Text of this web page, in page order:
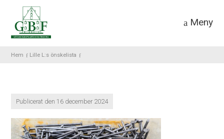
Meny
Hem Lille L:s önskelista
Publicerat den 16 december 2024